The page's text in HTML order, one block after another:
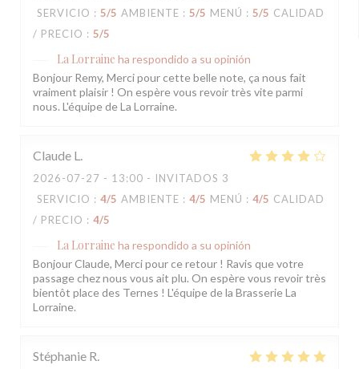
SERVICIO : 5/5 AMBIENTE : 5/5 MENÚ : 5/5 CALIDAD
/ PRECIO : 5/5
La Lorraine ha respondido a su opinión
Bonjour Remy, Merci pour cette belle note, ça nous fait
vraiment plaisir ! On espère vous revoir très vite parmi
nous. L'équipe de La Lorraine.
Claude L
2026-07-27 - 13:00 - INVITADOS 3
SERVICIO : 4/5 AMBIENTE : 4/5 MENÚ : 4/5 CALIDAD
/ PRECIO : 4/5
La Lorraine ha respondido a su opinión
Bonjour Claude, Merci pour ce retour ! Ravis que votre
passage chez nous vous ait plu. On espère vous revoir très
bientôt place des Ternes ! L'équipe de la Brasserie La
Lorraine.
Stéphanie R